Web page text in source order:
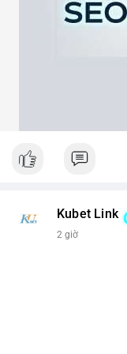
theo cảm xúc, hãy
Kubet Link
2 giờ